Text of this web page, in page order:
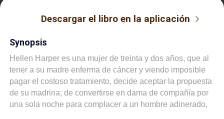
Descargar el libro en la aplicación
Synopsis
Hellen Harper es una mujer de treinta y dos años, que al
tener a su madre enferma de cáncer y viendo imposible
pagar el costoso tratamiento, decide aceptar la propuesta
de su madrina; de convertirse en dama de compañía por
una sola noche para complacer a un hombre adinerado,